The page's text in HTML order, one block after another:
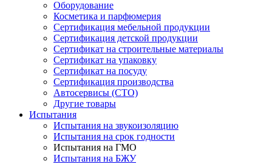
Оборудование
Косметика и парфюмерия
Сертификация мебельной продукции
Сертификация детской продукции
Сертификат на строительные материалы
Сертификат на упаковку
Сертификат на посуду
Сертификация производства
Автосервисы (СТО)
Другие товары
Испытания
Испытания на звукоизоляцию
Испытания на срок годности
Испытания на ГМО
Испытания на БЖУ